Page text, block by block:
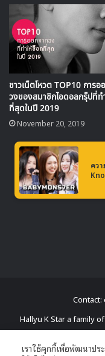
ติดตามชมการออกอากา
Championships
กั
ISAC
Hallyu K Star a family
เราใช้คุกกี้เพื่อพัฒนาป